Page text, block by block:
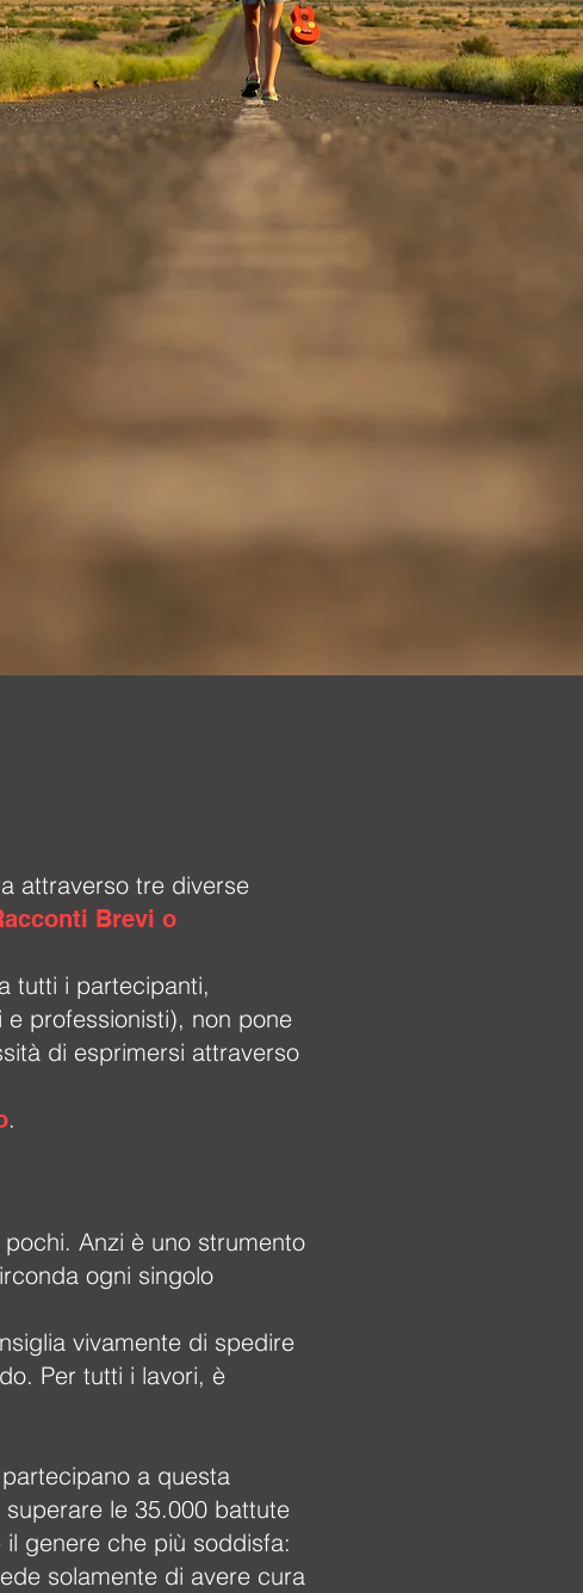
attraverso tre diverse
Brevi o
tutti i partecipanti,
professionisti), non pone
di esprimersi attraverso
.
Anzi è uno strumento
ogni singolo
vivamente di spedire
Per tutti i lavori, è
a questa
le 35.000 battute
genere che più soddisfa:
solamente di avere cura